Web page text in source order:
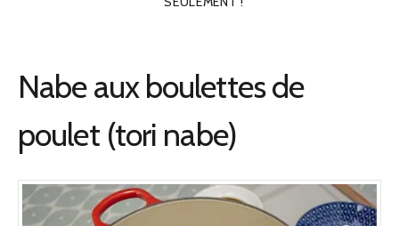
Nabe aux boulettes de
poulet (tori nabe)